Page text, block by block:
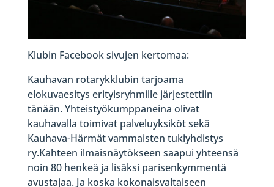
Klubin Facebook sivujen kertomaa:
Kauhavan rotarykklubin tarjoama
elokuvaesitys erityisryhmille järjestettiin
tänään. Yhteistyökumppaneina olivat
kauhavalla toimivat palveluyksiköt sekä
Kauhava-Härmät vammaisten tukiyhdistys
ry.Kahteen ilmaisnäytökseen saapui yhteensä
noin 80 henkeä ja lisäksi parisenkymmentä
avustajaa. Ja koska kokonaisvaltaiseen